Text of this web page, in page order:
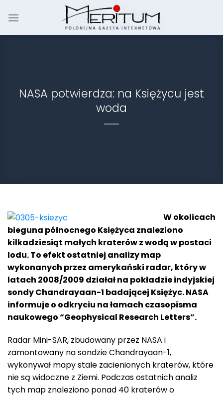
NASA potwierdza: na Księżycu jest
woda
W okolicach
bieguna północnego Księżyca znaleziono
kilkadziesiąt małych kraterów z wodą w postaci
lodu. To efekt ostatniej analizy map
wykonanych przez amerykański radar, który w
latach 2008/2009 działał na pokładzie indyjskiej
sondy Chandrayaan-1 badającej Księżyc. NASA
informuje o odkryciu na łamach czasopisma
naukowego “Geophysical Research Letters”.
Radar Mini-SAR, zbudowany przez NASA i
zamontowany na sondzie Chandrayaan-1,
wykonywał mapy stale zacienionych kraterów, które
nie są widoczne z Ziemi. Podczas ostatnich analiz
tych map znaleziono ponad 40 kraterów o